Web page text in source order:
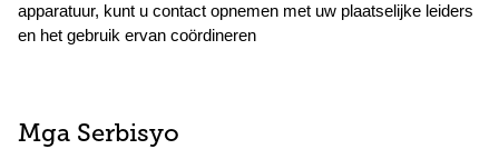
apparatuur, kunt u contact opnemen met uw plaatselijke leiders
en het gebruik ervan coördineren
Mga Serbisyo